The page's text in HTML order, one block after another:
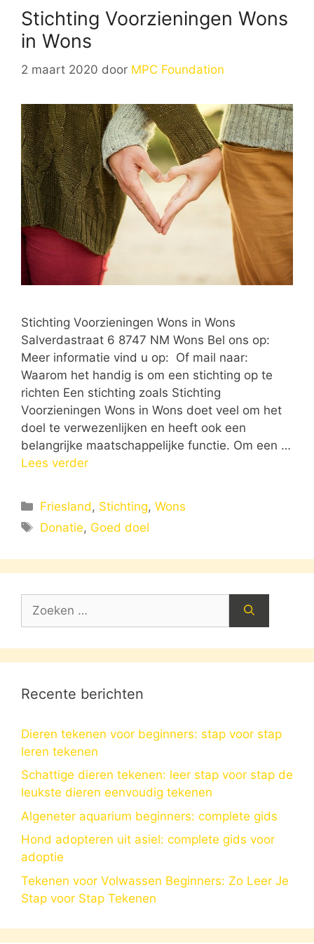
Stichting Voorzieningen Wons
in Wons
2 maart 2020 door MPC Foundation
Stichting Voorzieningen Wons in Wons
Salverdastraat 6 8747 NM Wons Bel ons op:
Meer informatie vind u op: Of mail naar:
Waarom het handig is om een stichting op te
richten Een stichting zoals Stichting
Voorzieningen Wons in Wons doet veel om het
doel te verwezenlijken en heeft ook een
belangrijke maatschappelijke functie. Om een …
Lees verder
Categorieën
Friesland , Stichting,Wons
Tags
Donatie, Goed doel
naar:
Recente berichten
Dieren tekenen voor beginners: stap voor stap
leren tekenen
Schattige dieren tekenen: leer stap voor stap de
leukste dieren eenvoudig tekenen
Algeneter aquarium beginners: complete gids
Hond adopteren uit asiel: complete gids voor
adoptie
Tekenen voor Volwassen Beginners: Zo Leer Je
Stap voor Stap Tekenen